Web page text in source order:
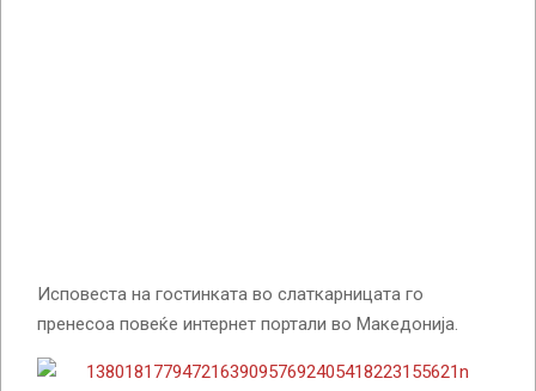
Исповеста на гостинката во слаткарницата го
пренесоа повеќе интернет портали во Македонија.